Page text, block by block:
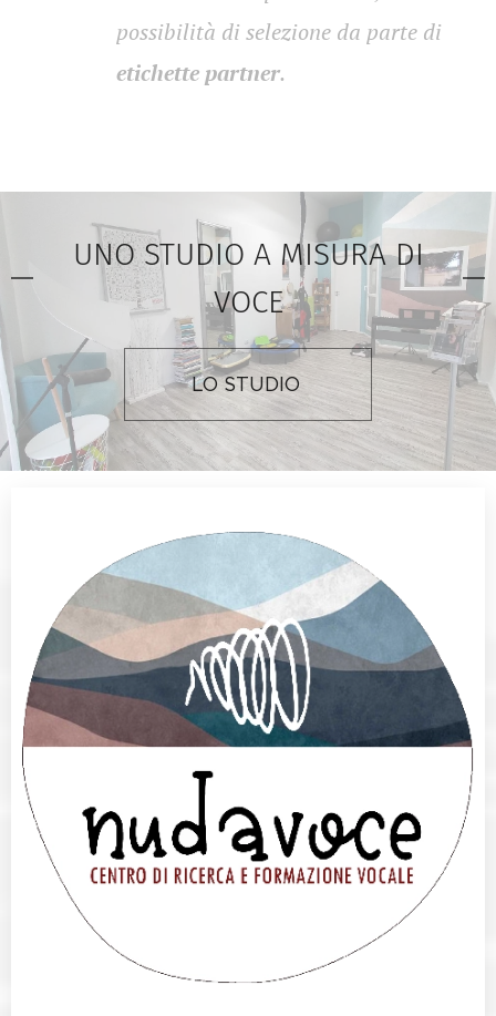
possibilità di selezione da parte di
etichette partner.
UNO STUDIO A MISURA DI
VOCE
LO STUDIO